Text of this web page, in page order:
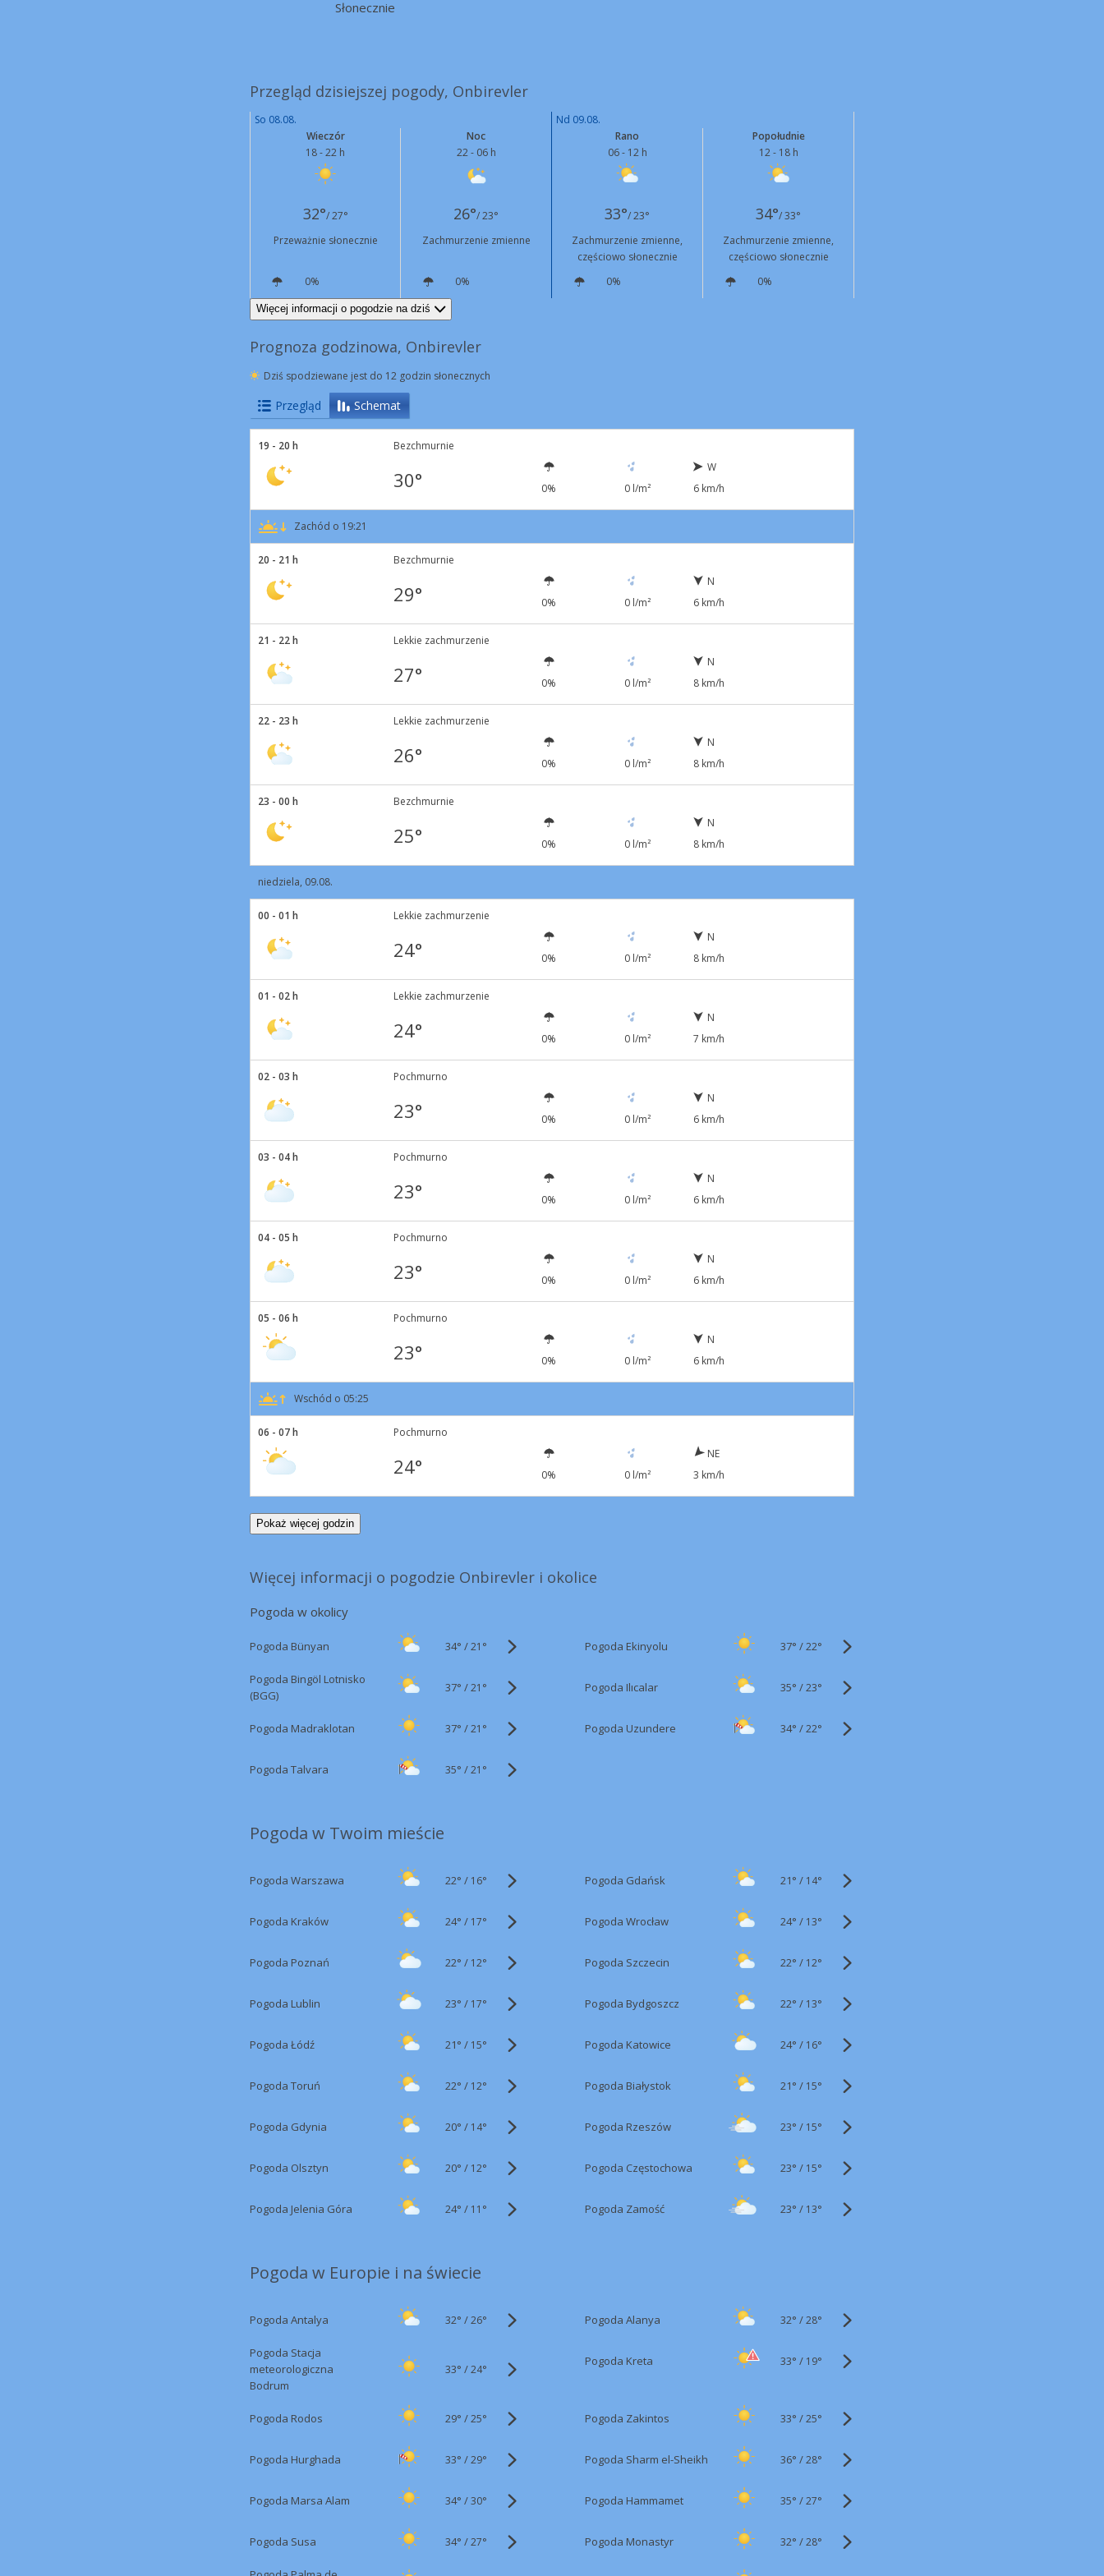
Słonecznie
Przegląd dzisiejszej pogody, Onbirevler
So 08.08.
Nd 09.08.
Wieczór
18 - 22 h
Noc
22 - 06 h
Rano
06 - 12 h
Popołudnie
12 - 18 h
32°/ 27° 26°/ 23° 33°/ 23° 34°/ 33°
Przeważnie słonecznie
Zachmurzenie zmienne
Zachmurzenie zmienne,
częściowo słonecznie
Zachmurzenie zmienne,
częściowo słonecznie
0%
0% 0%
0%
N
8 km/h
Więcej informacji o pogodzie na dziś
Prognoza godzinowa, Onbirevler
Dziś spodziewane jest do 12 godzin słonecznych
Przegląd Schemat
19 - 20 h Bezchmurnie
30° 0% 0 l/m²
W
6 km/h
Zachód o 19:21
20 - 21 h Bezchmurnie
29° 0% 0 l/m²
N
6 km/h
21 - 22 h Lekkie zachmurzenie
27° 0% 0 l/m²
N
8 km/h
22 - 23 h Lekkie zachmurzenie
26° 0% 0 l/m²
N
8 km/h
23 - 00 h Bezchmurnie
25° 0% 0 l/m²
N
8 km/h
niedziela, 09.08.
00 - 01 h Lekkie zachmurzenie
24° 0% 0 l/m²
N
8 km/h
01 - 02 h Lekkie zachmurzenie
24° 0% 0 l/m²
N
7 km/h
02 - 03 h Pochmurno
23° 0% 0 l/m²
N
6 km/h
03 - 04 h Pochmurno
23° 0% 0 l/m²
N
6 km/h
04 - 05 h Pochmurno
23° 0% 0 l/m²
N
6 km/h
05 - 06 h Pochmurno
23° 0% 0 l/m²
N
6 km/h
Wschód o 05:25
06 - 07 h Pochmurno
24° 0% 0 l/m²
NE
3 km/h
Pokaż więcej godzin
Więcej informacji o pogodzie Onbirevler i okolice
Pogoda w okolicy
Pogoda Bünyan 34° /21° Pogoda Ekinyolu 37° /22°
Pogoda Bingöl Lotnisko
(BGG)
37° /21° Pogoda Ilıcalar 35° /23°
Pogoda Madraklotan 37° /21° Pogoda Uzundere 34° /22°
Pogoda Talvara 35° /21°
Pogoda w Twoim mieście
Pogoda Warszawa 22° / 16° Pogoda Gdańsk 21° / 14°
Pogoda Kraków 24° / 17° Pogoda Wrocław 24° / 13°
Pogoda Poznań 22° / 12° Pogoda Szczecin 22° / 12°
Pogoda Lublin 23° / 17° Pogoda Bydgoszcz 22° / 13°
Pogoda Łódź 21° / 15° Pogoda Katowice 24° / 16°
Pogoda Toruń 22° / 12° Pogoda Białystok 21° / 15°
Pogoda Gdynia 20° / 14° Pogoda Rzeszów 23° / 15°
Pogoda Olsztyn 20° / 12° Pogoda Częstochowa 23° / 15°
Pogoda Jelenia Góra 24° / 11° Pogoda Zamość 23° / 13°
Pogoda w Europie i na świecie
Pogoda Antalya 32° /26° Pogoda Alanya 32° /28°
Pogoda Stacja
meteorologiczna
Bodrum
33° /24°
Pogoda Kreta 33° / 19°
Pogoda Rodos 29° /25° Pogoda Zakintos 33° /25°
Pogoda Hurghada 33° /29° Pogoda Sharm el-Sheikh 36° /28°
Pogoda Marsa Alam 34° /30° Pogoda Hammamet 35° /27°
Pogoda Susa 34° /27° Pogoda Monastyr 32° /28°